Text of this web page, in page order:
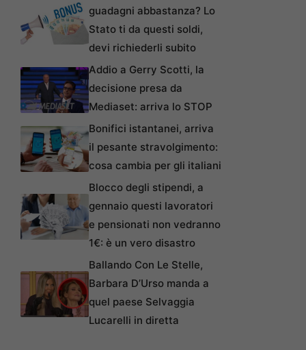
guadagni abbastanza? Lo
Stato ti da questi soldi,
devi richiederli subito
Addio a Gerry Scotti, la
decisione presa da
Mediaset: arriva lo STOP
Bonifici istantanei, arriva
il pesante stravolgimento:
cosa cambia per gli italiani
Blocco degli stipendi, a
gennaio questi lavoratori
e pensionati non vedranno
1€: è un vero disastro
Ballando Con Le Stelle,
Barbara D’Urso manda a
quel paese Selvaggia
Lucarelli in diretta